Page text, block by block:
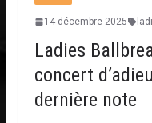
14 décembre 2025
Ladies
concert
dernière note